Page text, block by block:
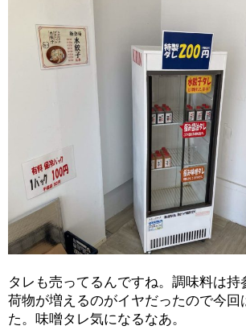
タレも売ってるんですね。調味料は持
荷物が増えるのがイヤだったので今回
た。味噌タレ気になるなあ。